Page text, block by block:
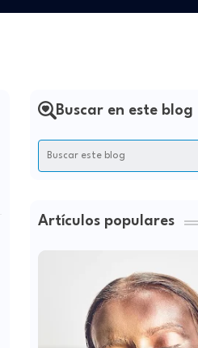
Buscar en este blog
Artículos populares